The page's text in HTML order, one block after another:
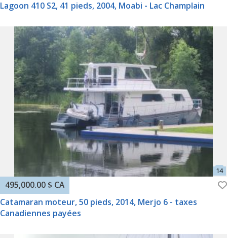
Lagoon 410 S2, 41 pieds, 2004, Moabi - Lac Champlain
495,000.00 $ CA
Catamaran moteur, 50 pieds, 2014, Merjo 6 - taxes
Canadiennes payées